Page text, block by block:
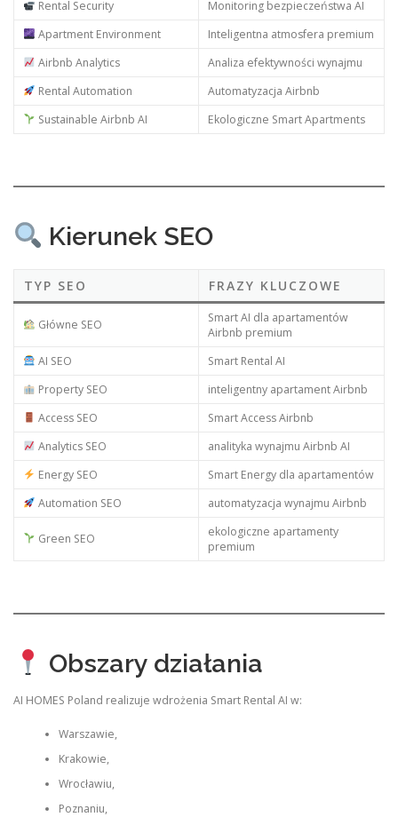
Rental Security
Monitoring bezpieczeństwa AI
Apartment Environment
Inteligentna atmosfera premium
Airbnb Analytics
Analiza efektywności wynajmu
Rental Automation
Automatyzacja Airbnb
Sustainable Airbnb AI
Ekologiczne Smart Apartments
Kierunek SEO
TYP SEO FRAZY KLUCZOWE
Główne SEO
Smart AI dla apartamentów
Airbnb premium
AI SEO
Smart Rental AI
Property SEO
inteligentny apartament Airbnb
Access SEO
Smart Access Airbnb
Analytics SEO
analityka wynajmu Airbnb AI
Energy SEO
Smart Energy dla apartamentów
Automation SEO
automatyzacja wynajmu Airbnb
Green SEO
ekologiczne apartamenty
premium
Obszary działania
AI HOMES Poland realizuje wdrożenia Smart Rental AI w:
Warszawie,
Krakowie,
Wrocławiu,
Poznaniu,